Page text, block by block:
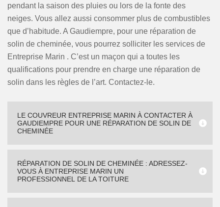
pendant la saison des pluies ou lors de la fonte des
neiges. Vous allez aussi consommer plus de combustibles
que d’habitude. A Gaudiempre, pour une réparation de
solin de cheminée, vous pourrez solliciter les services de
Entreprise Marin . C’est un maçon qui a toutes les
qualifications pour prendre en charge une réparation de
solin dans les règles de l’art. Contactez-le.
LE COUVREUR ENTREPRISE MARIN À CONTACTER À
GAUDIEMPRE POUR UNE RÉPARATION DE SOLIN DE
CHEMINÉE
RÉPARATION DE SOLIN DE CHEMINÉE : ADRESSEZ-
VOUS À ENTREPRISE MARIN UN
PROFESSIONNEL DE LA TOITURE